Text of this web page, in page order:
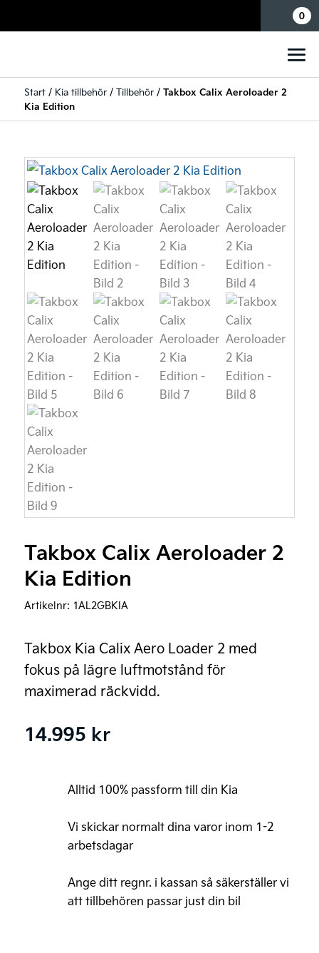
0
Start/ Kia tillbehör/ Tillbehör/ Takbox Calix Aeroloader 2
Kia Edition
Takbox Calix Aeroloader 2
Kia Edition
Artikelnr: 1AL2GBKIA
Takbox Kia Calix Aero Loader 2 med
fokus på lägre luftmotstånd för
maximerad räckvidd.
14.995 kr
Alltid 100% passform till din Kia
Vi skickar normalt dina varor inom 1-2
arbetsdagar
Ange ditt regnr. i kassan så säkerställer vi
att tillbehören passar just din bil